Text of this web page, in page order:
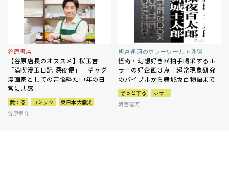
谷原書店
【谷原店長のオススメ】桜玉吉
「満喫漫玉日記 深夜便」 ギャグ
漫画家としての苦悩経た中年の日
常に共感
愛でる コミック
東日本大震災
谷原章介
朝宮運河のホラーワールド渉猟
怪奇・幻想好きが拍手喝采するホ
ラーの好企画３点 超常現象研究
のバイブルから舞城版百物語まで
ぞっとする
ホラー
朝宮運河